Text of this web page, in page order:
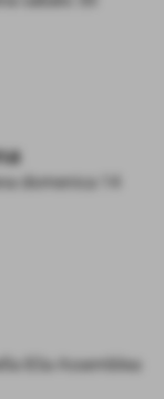
domenica 14
83a Assemblea